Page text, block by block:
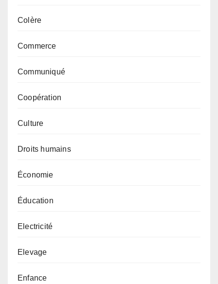
Colère
Commerce
Communiqué
Coopération
Culture
Droits humains
Économie
Éducation
Electricité
Elevage
Enfance